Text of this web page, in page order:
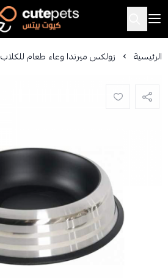
Cutepets
الرئيسية زولكس ميرندا وعاء طعام للكلاب